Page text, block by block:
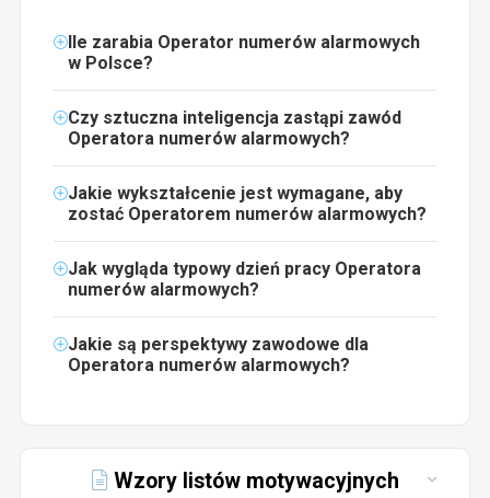
Ile zarabia Operator numerów alarmowych
w Polsce?
Czy sztuczna inteligencja zastąpi zawód
Operatora numerów alarmowych?
Jakie wykształcenie jest wymagane, aby
zostać Operatorem numerów alarmowych?
Jak wygląda typowy dzień pracy Operatora
numerów alarmowych?
Jakie są perspektywy zawodowe dla
Operatora numerów alarmowych?
Wzory listów motywacyjnych